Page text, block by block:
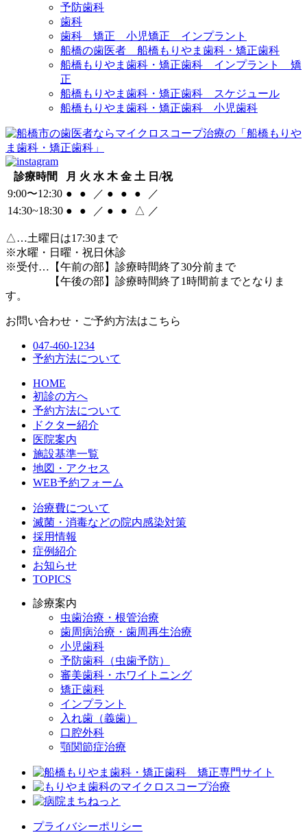
予防歯科
歯科
歯科 矯正 小児矯正 インプラント
船橋の歯医者 船橋もりやま歯科・矯正歯科
船橋もりやま歯科・矯正歯科 インプラント 矯
正
船橋もりやま歯科・矯正歯科 スケジュール
船橋もりやま歯科・矯正歯科 小児歯科
診療時間 月 火 水 木 金 土 日/祝
9:00〜12:30 ● ● ／ ● ● ●
／
14:30~18:30 ● ● ／ ● ● △ ／
△…土曜日は17:30まで
※水曜・日曜・祝日休診
※受付…【午前の部】診療時間終了30分前まで
【午後の部】診療時間終了1時間前までとなりま
す。
お問い合わせ・ご予約方法はこちら
047-460-1234
予約方法について
HOME
初診の方へ
予約方法について
ドクター紹介
医院案内
施設基準一覧
地図・アクセス
WEB予約フォーム
治療費について
滅菌・消毒などの院内感染対策
採用情報
症例紹介
お知らせ
TOPICS
診療案内
虫歯治療・根管治療
歯周病治療・歯周再生治療
小児歯科
予防歯科（虫歯予防）
審美歯科・ホワイトニング
矯正歯科
インプラント
入れ歯（義歯）
口腔外科
顎関節症治療
プライバシーポリシー